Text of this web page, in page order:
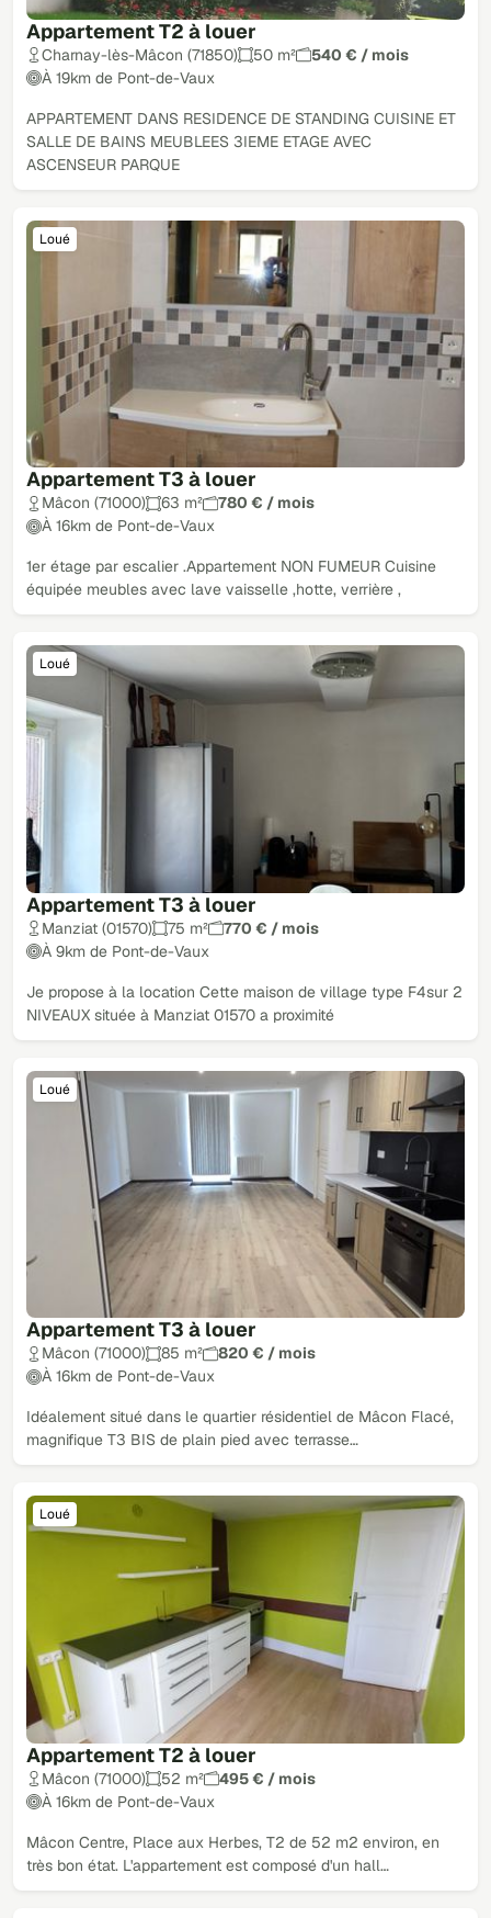
Appartement T2 à louer
Charnay-lès-Mâcon (71850) 50 m²
540 € / mois
À 19km de Pont-de-Vaux
APPARTEMENT DANS RESIDENCE DE STANDING CUISINE ET
SALLE DE BAINS MEUBLEES 3IEME ETAGE AVEC
ASCENSEUR PARQUE
Appartement T3 à louer
Loué
Mâcon (71000) 63 m²
780 € / mois
À 16km de Pont-de-Vaux
1er étage par escalier .Appartement NON FUMEUR Cuisine
équipée meubles avec lave vaisselle ,hotte, verrière ,
Appartement T3 à louer
Loué
Manziat (01570) 75 m²
770 € / mois
À 9km de Pont-de-Vaux
Je propose à la location Cette maison de village type F4sur 2
NIVEAUX située à Manziat 01570 a proximité
Appartement T3 à louer
Loué
Mâcon (71000) 85 m²
820 € / mois
À 16km de Pont-de-Vaux
Idéalement situé dans le quartier résidentiel de Mâcon Flacé,
magnifique T3 BIS de plain pied avec terrasse…
Appartement T2 à louer
Loué
Mâcon (71000) 52 m²
495 € / mois
À 16km de Pont-de-Vaux
Mâcon Centre, Place aux Herbes, T2 de 52 m2 environ, en
très bon état. L'appartement est composé d'un hall…